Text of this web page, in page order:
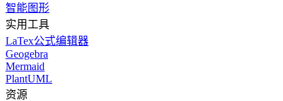
智能图形
实用工具
LaTex公式编辑器
Geogebra
Mermaid
PlantUML
资源